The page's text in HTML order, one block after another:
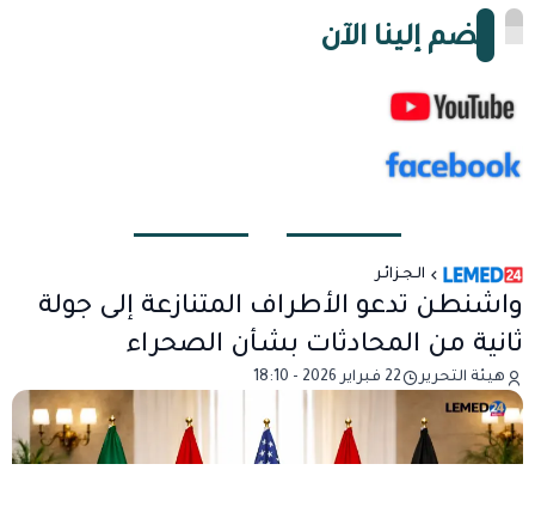
انضم إلينا الآن
الـجـزائـر
واشنطن تدعو الأطراف المتنازعة إلى جولة
ثانية من المحادثات بشأن الصحراء
هيئة التحرير 22 فبراير 2026 - 18:10